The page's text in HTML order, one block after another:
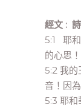
經文 :
5:1 耶
的心思！
5:2 我的
音！因
5:3 耶和